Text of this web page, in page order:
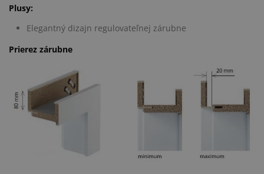
Plusy:
Elegantný dizajn regulovateľnej zárubne
Prierez zárubne